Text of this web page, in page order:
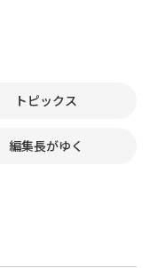
トピックス
編集長がゆく